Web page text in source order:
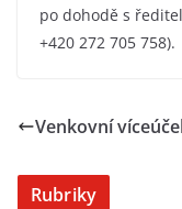
po dohodě s
+420 272 705 758).
Venkovní
Rubriky